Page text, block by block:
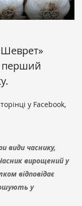
перший
у Facebook,
види часнику,
вирощений у
відповідає
у